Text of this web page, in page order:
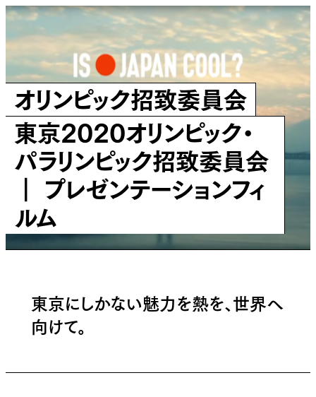
オリンピック招致委員会
東京2020オリンピック・
パラリンピック招致委員会
｜ プレゼンテーションフィ
ルム
東京にしかない魅力を熱を、世界へ
向けて。